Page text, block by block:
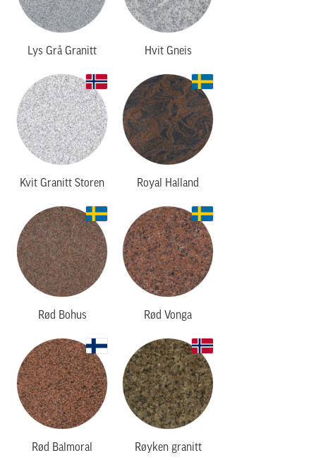
Lys Grå Granitt Hvit Gneis
Kvit Granitt Storen Royal Halland
Rød Bohus Rød Vonga
Rød Balmoral Røyken granitt